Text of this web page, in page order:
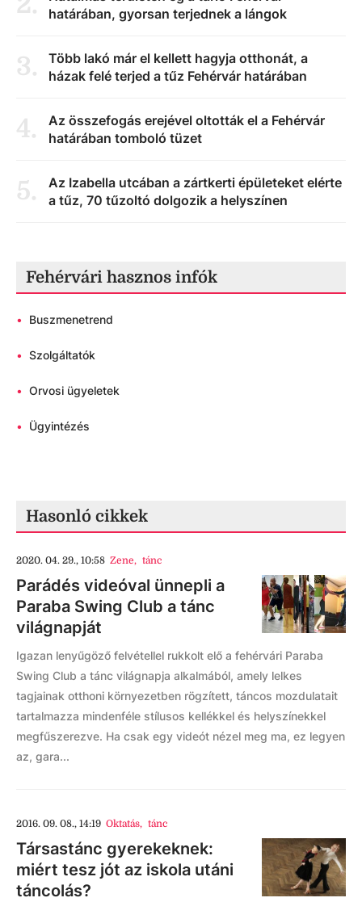
határában, gyorsan terjednek a lángok
3.
Több lakó már el kellett hagyja otthonát, a
házak felé terjed a tűz Fehérvár határában
4.
Az összefogás erejével oltották el a Fehérvár
határában tomboló tüzet
5.
Az Izabella utcában a zártkerti épületeket elérte
a tűz, 70 tűzoltó dolgozik a helyszínen
Fehérvári hasznos infók
• Buszmenetrend
• Szolgáltatók
• Orvosi ügyeletek
• Ügyintézés
Hasonló cikkek
2020. 04. 29., 10:58 Zene, tánc
Parádés videóval ünnepli a
Paraba Swing Club a tánc
világnapját
Igazan lenyűgöző felvétellel rukkolt elő a fehérvári Paraba
Swing Club a tánc világnapja alkalmából, amely lelkes
tagjainak otthoni környezetben rögzített, táncos mozdulatait
tartalmazza mindenféle stílusos kellékkel és helyszínekkel
megfűszerezve. Ha csak egy videót nézel meg ma, ez legyen
az, gara...
2016. 09. 08., 14:19 Oktatás, tánc
Társastánc gyerekeknek:
miért tesz jót az iskola utáni
táncolás?